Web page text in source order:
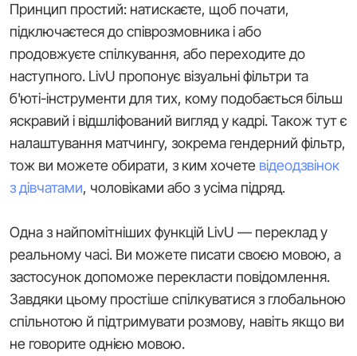
Принцип простий: натискаєте, щоб почати,
підключаєтеся до співрозмовника і або
продовжуєте спілкування, або переходите до
наступного. LivU пропонує візуальні фільтри та
б'юті-інструменти для тих, кому подобається більш
яскравий і відшліфований вигляд у кадрі. Також тут є
налаштування матчингу, зокрема гендерний фільтр,
тож ви можете обирати, з ким хочете відеодзвінок
з дівчатами, чоловіками або з усіма підряд.
Одна з найпомітніших функцій LivU — переклад у
реальному часі. Ви можете писати своєю мовою, а
застосунок допоможе перекласти повідомлення.
Завдяки цьому простіше спілкуватися з глобальною
спільнотою й підтримувати розмову, навіть якщо ви
не говорите однією мовою.